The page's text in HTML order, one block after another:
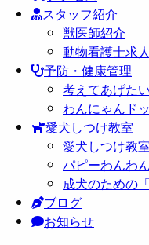
スタッフ紹介
獣医師紹介
動物看護士求
予防・健康管理
考えてあげた
わんにゃんド
愛犬しつけ教室
愛犬しつけ教室
パピーわんわ
成犬のための
ブログ
お知らせ